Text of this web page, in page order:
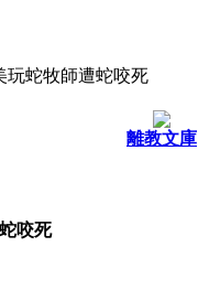
玩蛇牧師遭蛇咬死
離教文庫
咬死